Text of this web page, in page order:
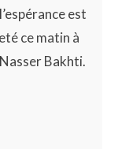
est
ce matin à
Bakhti.